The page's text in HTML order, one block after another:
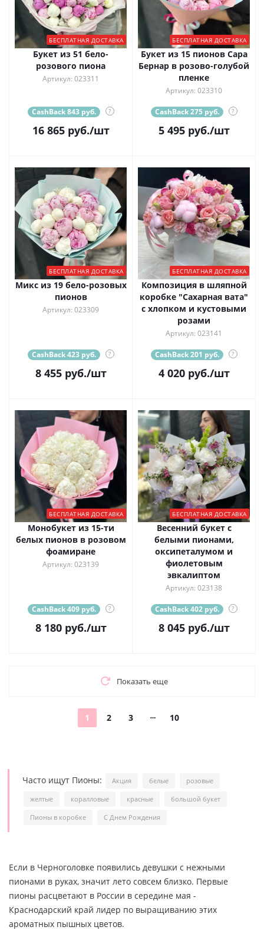
БЕСПЛАТНАЯ ДОСТАВКА
Букет из 51 бело-
розового пиона
Артикул: 023311
CashBack 843 руб. ?
16 865руб./шт
БЕСПЛАТНАЯ ДОСТАВКА
Букет из 15 пионов Сара
Бернар в розово-голубой
пленке
Артикул: 023310
CashBack 275 руб. ?
5 495руб./шт
БЕСПЛАТНАЯ ДОСТАВКА
Микс из 19 бело-розовых
пионов
Артикул: 023309
CashBack 423 руб. ?
8 455руб./шт
БЕСПЛАТНАЯ ДОСТАВКА
Композиция в шляпной
коробке "Сахарная вата"
с хлопком и кустовыми
розами
Артикул: 023141
CashBack 201 руб. ?
4 020руб./шт
БЕСПЛАТНАЯ ДОСТАВКА
Монобукет из 15-ти
белых пионов в розовом
фоамиране
Артикул: 023139
CashBack 409 руб. ?
8 180руб./шт
БЕСПЛАТНАЯ ДОСТАВКА
Весенний букет с
белыми пионами,
оксипеталумом и
фиолетовым
эвкалиптом
Артикул: 023138
CashBack 402 руб. ?
8 045руб./шт
Показать еще
1 2 3 10
Часто ищут Пионы: Акция белые розовые
желтые коралловые красные большой букет
Пионы в коробке С Днем Рождения
Если в Черноголовке появились девушки с нежными
пионами в руках, значит лето совсем близко. Первые
пионы расцветают в России в середине мая -
Краснодарский край лидер по выращиванию этих
ароматных пышных цветов.